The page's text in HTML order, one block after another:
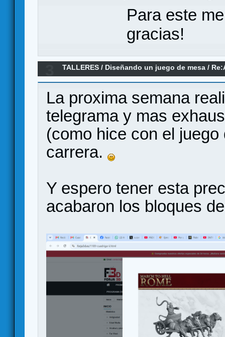
Para este
gracias!
TALLERES / Diseñando un juego de mesa /
La proxima semana
telegrama y mas
(como hice con el
carrera.
Y espero tener esta
acabaron los bloques